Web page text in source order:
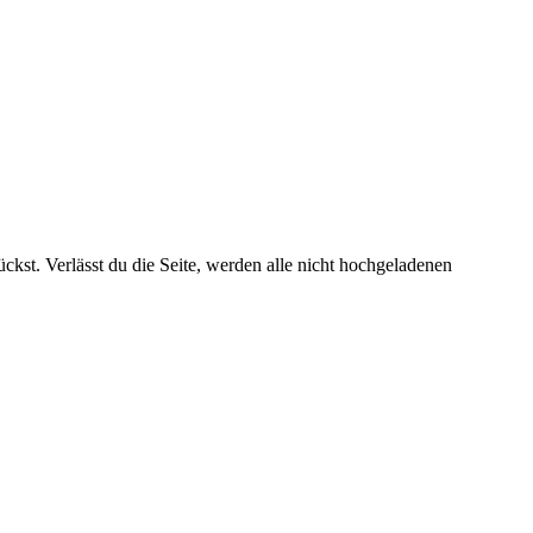
Verlässt du die Seite, werden alle nicht hochgeladenen